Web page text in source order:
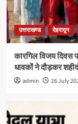
उत्तराखण्ड देहरादून
कारगिल विजय दिवस
धावकों ने दौड़कर
admin 26 July